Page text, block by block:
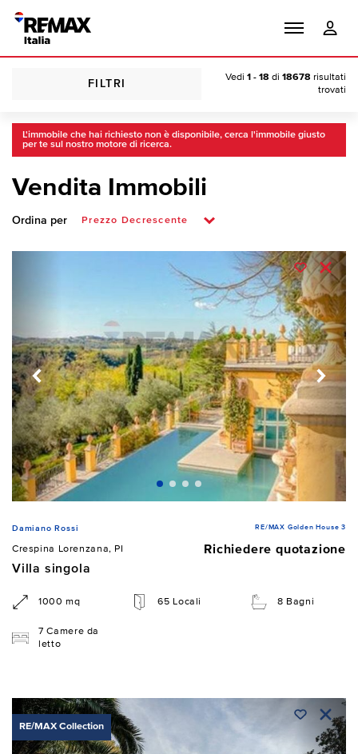
FILTRI
Vedi 1 - 18 di 18678 risultati
trovati
L'immobile che hai richiesto non è disponibile, cerca l'immobile giusto
per te sul nostro motore di ricerca.
Vendita Immobili
Ordina per
Damiano Rossi RE/MAX Golden House 3
Crespina Lorenzana, PI
Richiedere quotazione
Villa singola
1000 mq 65 Locali 8 Bagni
7 Camere da
letto
RE/MAX Collection